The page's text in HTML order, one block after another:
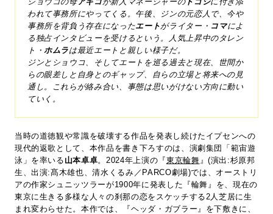
われて事務所にやってくる。午後、ジンの元恋人で、今や
事務所を背負う存在になったエート がライター・ コマによ
る独占インタビューを受けるという。人気上昇中のタレン
ト・ ホムラは最近エートと親しい様子だ。
ジンとショウコ、そしてエートを巡る過去と現在、世間か
らの眼差しと自身とのギャップ、自らの立場と将来への見
通し。これらが絡み合い、事態は思いがけない方向に動い
ていく。
当時の道徳観や常識を破壊する作品を発表し続けたイプセンへの
現代的返歌として、本作品を書き下ろすのは、演劇集団「範宙遊
泳」を率いる 山本卓卓。2024年上演の『東京輪舞 』(演出:杉原邦
生、出演:髙木雄也、清水くるみ／PARCO劇場)では、オーストリ
アの作家シュニッツラーが1900年に発表した『輪舞』を、現在の
東京に生きる多様な人々の刹那の恋をスケッチする2人芝居に生
まれ変わらせた。本作では、『ヘッダ・ガブラー』を下敷きに、